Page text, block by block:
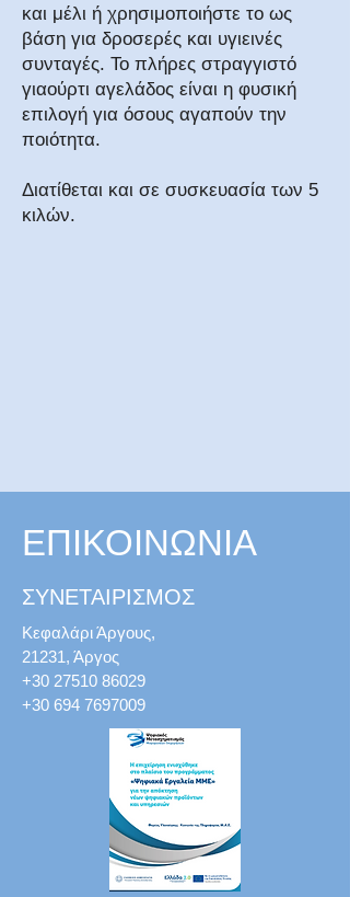
και μέλι ή χρησιμοποιήστε το ως
βάση για δροσερές και υγιεινές
συνταγές. Το πλήρες στραγγιστό
γιαούρτι αγελάδος είναι η φυσική
επιλογή για όσους αγαπούν την
ποιότητα.
Διατίθεται και σε συσκευασία των 5
κιλών.
ΕΠΙΚΟΙΝΩΝΙΑ
ΣΥΝΕΤΑΙΡΙΣΜΟΣ
Κεφαλάρι Άργους,
21231, Άργος
+30 27510 86029
+30 694 7697009